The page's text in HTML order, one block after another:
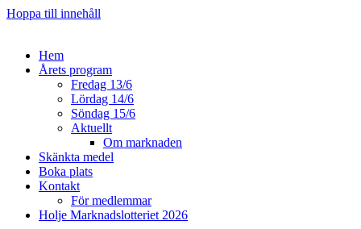
Hoppa till innehåll
Hem
Årets program
Fredag 13/6
Lördag 14/6
Söndag 15/6
Aktuellt
Om marknaden
Skänkta medel
Boka plats
Kontakt
För medlemmar
Holje Marknadslotteriet 2026